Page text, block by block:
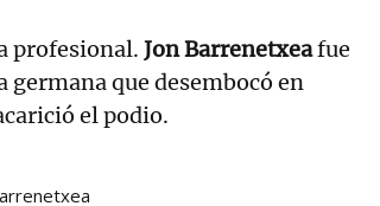
profesional. Jon Barrenetxeafue
germana que desembocó en
el podio.